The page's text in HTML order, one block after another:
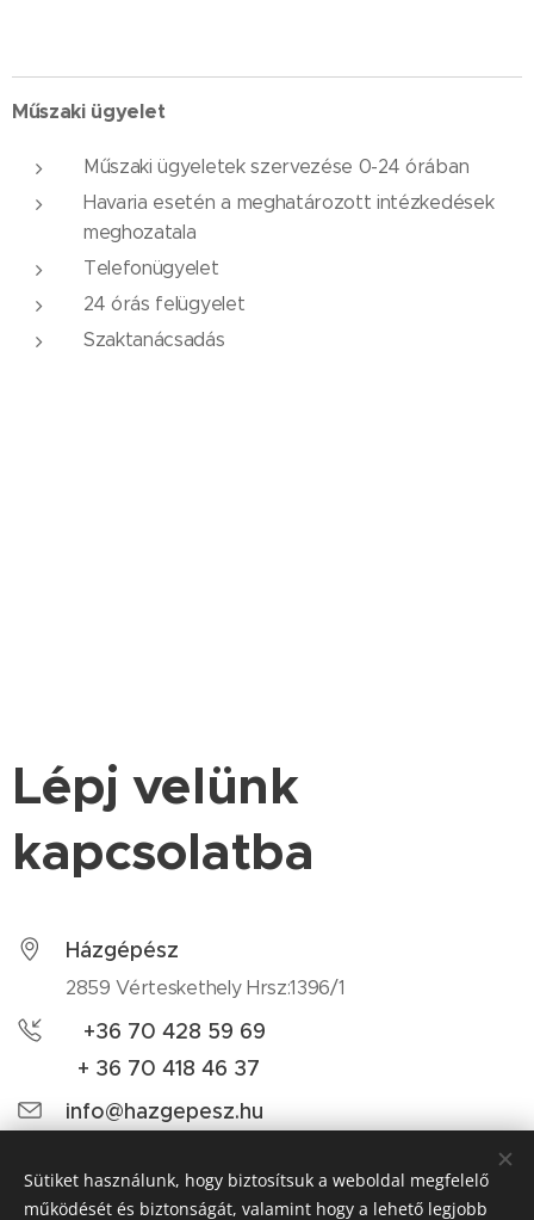
Műszaki ügyelet
Műszaki ügyeletek szervezése 0-24 órában
Havaria esetén a meghatározott intézkedések
meghozatala
Telefonügyelet
24 órás felügyelet
Szaktanácsadás
Lépj velünk
kapcsolatba
Házgépész
2859 Vérteskethely Hrsz:1396/1
+36 70 428 59 69
+ 36 70 418 46 37
info@hazgepesz.hu
Sütiket használunk, hogy biztosítsuk a weboldal megfelelő
működését és biztonságát, valamint hogy a lehető legjobb